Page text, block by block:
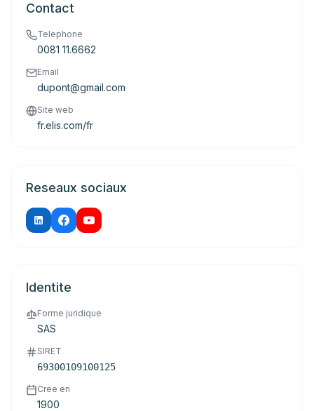
Contact
Telephone
0081 11.6662
Email
dupont@gmail.com
Site web
fr.elis.com/fr
Reseaux sociaux
Identite
Forme juridique
SAS
SIRET
69300109100125
Cree en
1900